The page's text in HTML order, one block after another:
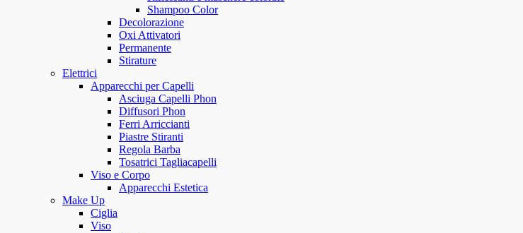
Shampoo Color
Decolorazione
Oxi Attivatori
Permanente
Stirature
Elettrici
Apparecchi per Capelli
Asciuga Capelli Phon
Diffusori Phon
Ferri Arriccianti
Piastre Stiranti
Regola Barba
Tosatrici Tagliacapelli
Viso e Corpo
Apparecchi Estetica
Make Up
Ciglia
Viso